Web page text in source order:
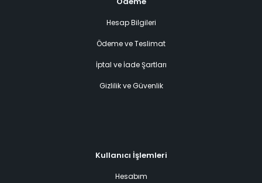
Hesap Bilgileri
Ödeme ve Teslimat
İptal ve İade Şartları
Gizlilik ve Güvenlik
Kullanıcı İşlemleri
Hesabım